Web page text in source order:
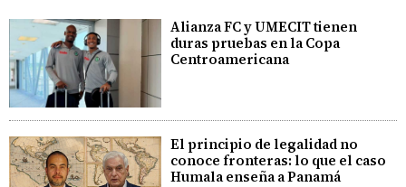
Alianza FC y UMECIT tienen
duras pruebas en la Copa
Centroamericana
El principio de legalidad no
conoce fronteras: lo que el caso
Humala enseña a Panamá